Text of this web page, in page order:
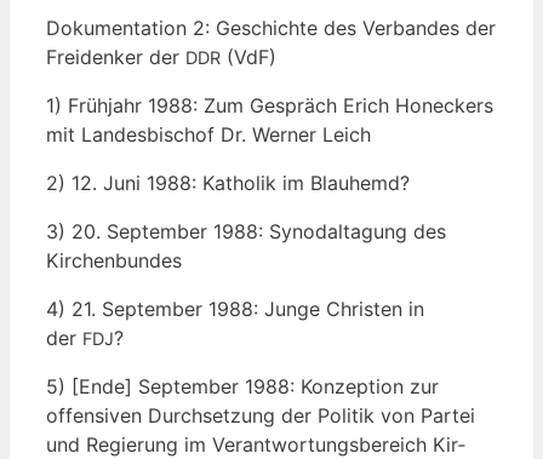
Doku­men­ta­ti­on 2: Geschich­te des Ver­ban­des der
Frei­den­ker der DDR (VdF)
1) Früh­jahr 1988: Zum Gespräch Erich Hon­eckers
mit Lan­des­bi­schof Dr. Wer­ner Leich
2) 12. Juni 1988: Katho­lik im Blauhemd?
3) 20. Sep­tem­ber 1988: Syn­odal­ta­gung des
Kirchenbundes
4) 21. Sep­tem­ber 1988: Jun­ge Chris­ten in
der FDJ?
5) [Ende] Sep­tem­ber 1988: Kon­zep­ti­on zur
offen­si­ven Durch­set­zung der Poli­tik von Par­tei
und Regie­rung im Ver­ant­wor­tungs­be­reich Kir­